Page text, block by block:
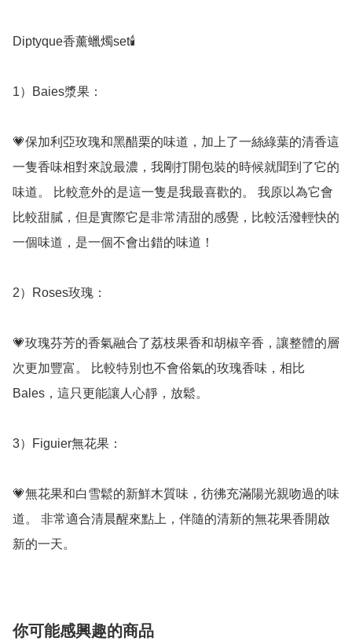
Diptyque香薰蠟燭set🕯️
1）Baies漿果：
💗保加利亞玫瑰和黑醋栗的味道，加上了一絲綠葉的清香這
一隻香味相對來說最濃，我剛打開包裝的時候就聞到了它的
味道。 比較意外的是這一隻是我最喜歡的。 我原以為它會
比較甜膩，但是實際它是非常清甜的感覺，比較活潑輕快的
一個味道，是一個不會出錯的味道！
2）Roses玫瑰：
💗玫瑰芬芳的香氣融合了荔枝果香和胡椒辛香，讓整體的層
次更加豐富。 比較特別也不會俗氣的玫瑰香味，相比
Bales，這只更能讓人心靜，放鬆。
3）Figuier無花果：
💗無花果和白雪鬆的新鮮木質味，彷彿充滿陽光親吻過的味
道。 非常適合清晨醒來點上，伴隨的清新的無花果香開啟
新的一天。
你可能感興趣的商品